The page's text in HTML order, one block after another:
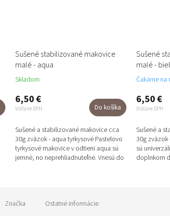
Sušené stabilizované makovice
malé - aqua
Skladom
6,50 €
Vrátane DPH Do košíka
Sušené a stabilizované makovice cca
30g zväzok - aqua tyrkysové Pastelovo
tyrkysové makovice v odtieni aqua sú
jemné, no neprehliadnuteľné. Vnesú do
Sušené
malé -
Čakáme
6,50 €
Vrátane DPH
Sušené a
30g zväzok
sú
doplnkom
Značka Ostatné informácie